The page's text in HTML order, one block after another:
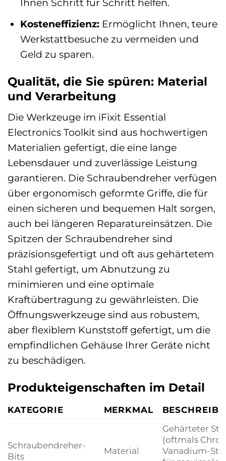
Ihnen Schritt für Schritt helfen.
Kosteneffizienz:Ermöglicht Ihnen, teure
Werkstattbesuche zu vermeiden und
Geld zu sparen.
Qualität, die Sie spüren: Material
und Verarbeitung
Die Werkzeuge im iFixit Essential
Electronics Toolkit sind aus hochwertigen
Materialien gefertigt, die eine lange
Lebensdauer und zuverlässige Leistung
garantieren. Die Schraubendreher verfügen
über ergonomisch geformte Griffe, die für
einen sicheren und bequemen Halt sorgen,
auch bei längeren Reparatureinsätzen. Die
Spitzen der Schraubendreher sind
präzisionsgefertigt und oft aus gehärtetem
Stahl gefertigt, um Abnutzung zu
minimieren und eine optimale
Kraftübertragung zu gewährleisten. Die
Öffnungswerkzeuge sind aus robustem,
aber flexiblem Kunststoff gefertigt, um die
empfindlichen Gehäuse Ihrer Geräte nicht
zu beschädigen.
Produkteigenschaften im Detail
KATEGORIE MERKMAL
Schraubendreher-
Bits
Material
Gehärteter
(oftmals
Vanadium-